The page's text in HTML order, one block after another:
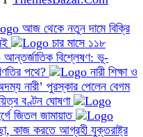
আজ থেকে নতুন দামে বিক্রি
চার মাসে ১১৮
আন্তর্জাতিক বিশ্লেষণ: ভূ-
পথে?
নারী শিক্ষা ও
নারী’ পুরস্কার পেলেন বেগম
বণ্টন ঘোষণা
জিতল জামায়াত
কাজ করতে আগ্রহী যুক্তরাষ্ট্র